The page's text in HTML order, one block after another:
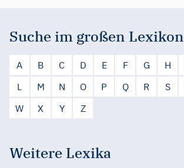
Suche im großen Lexikon
A B C D E F G H
L
M N O P Q R S
W
X Y Z
Weitere Lexika